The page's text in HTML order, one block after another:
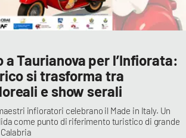
Taurianova per l’Infiorata:
si trasforma tra
e show serali
infioratori celebrano il Made in Italy. Un
come punto di riferimento turistico di grande